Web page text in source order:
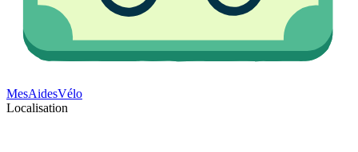
MesAidesVélo
Localisation